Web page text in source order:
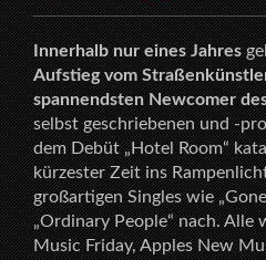
Innerhalb nur eines Jahres
Aufstieg vom
spannendsten Newcomer
selbst geschriebenen und -
dem Debüt „Hotel Room“
kürzester Zeit ins
großartigen Singles wie
„Ordinary People“ nach.
Music Friday, Apples New